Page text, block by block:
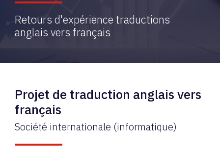
Retours d'expérience traductions
anglais vers français
Projet de traduction anglais vers
français
Société internationale (informatique)